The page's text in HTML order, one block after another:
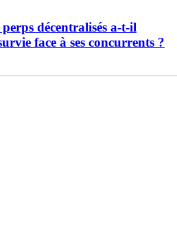
décentralisés a-t-il
face à ses concurrents ?